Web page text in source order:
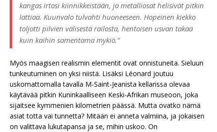
kangas irtosi kiinnikkeistään, ja metalliosat helisivät pitkin
lattiaa. Kuunvalo tulvahti huoneeseen. Hopeinen kiekko
toljotti pilvien välisestä railosta, hentoisen usvan takaa
kuin kaihin samentama mykiö.”
Myös maagisen realismin elementit ovat onnistuneita. Sieluun
tunkeutuminen on yksi niistä. Lisäksi Léonard joutuu
uskomattomalla tavalla M-Saint-Jeanista kellarissa olevaa
käytävää pitkin Kuninkaalliseen Keski-Afrikan museoon, joka
sijaitsee kymmenien kilometrien päässä. Mutta ovatko nämä
asiat totta vai tunnetta? Mitään ei anneta valmiina, ja jokaisen
on valittava lukutapansa ja se, mihin uskoo. On